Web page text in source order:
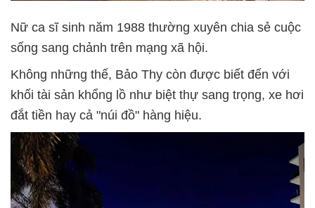
Nữ ca sĩ sinh năm 1988 thường xuyên chia sẻ cuộc
sống sang chảnh trên mạng xã hội.
Không những thế, Bảo Thy còn được biết đến với
khối tài sản khổng lồ như biệt thự sang trọng, xe hơi
đắt tiền hay cả "núi đồ" hàng hiệu.